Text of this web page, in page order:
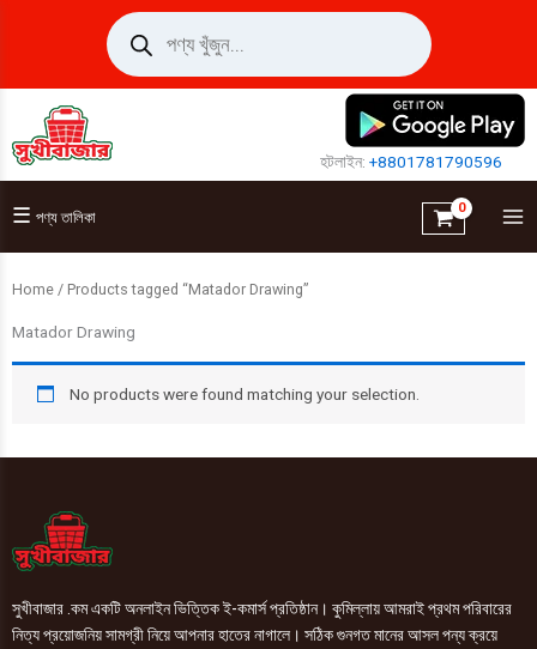
Products
search
হটলাইন:+8801781790596
☰ পণ্য তালিকা
Home / Products tagged “Matador Drawing”
Matador Drawing
No products were found matching your selection.
সুখীবাজার .কম একটি অনলাইন ভিত্তিক ই-কমার্স প্রতিষ্ঠান। কুমিল্লায় আমরাই প্রথম পরিবারের
নিত্য প্রয়োজনিয় সামগ্রী নিয়ে আপনার হাতের নাগালে। সঠিক গুনগত মানের আসল পন্য ক্রয়ে